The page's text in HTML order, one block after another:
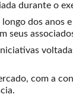
durante o
dos anos
seus
com a